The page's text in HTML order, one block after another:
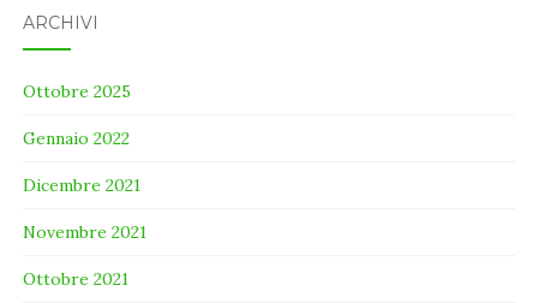
ARCHIVI
Ottobre 2025
Gennaio 2022
Dicembre 2021
Novembre 2021
Ottobre 2021